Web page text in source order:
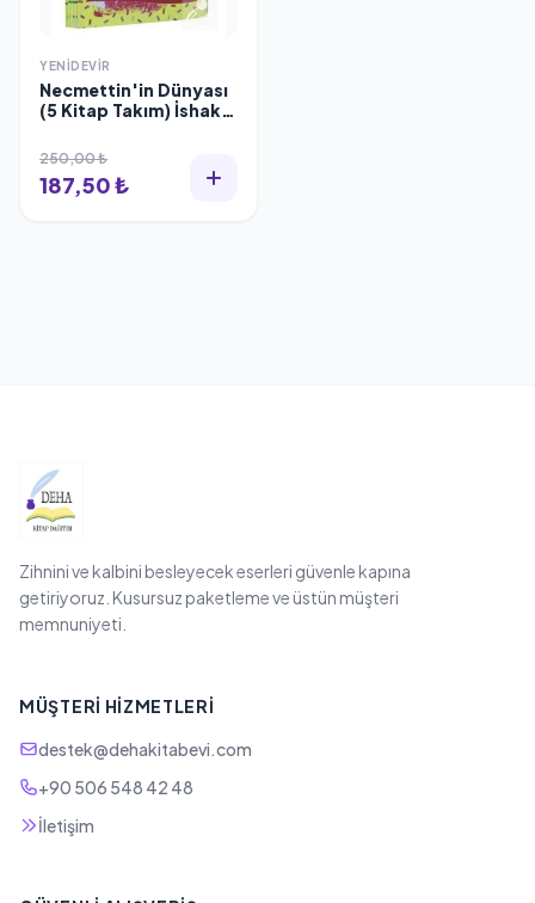
YENIDEVIR
Necmettin'in Dünyası
(5 Kitap Takım) İshak
250,00 ₺
187,50 ₺
Zihnini ve kalbini besleyecek eserleri güvenle kapına
getiriyoruz. Kusursuz paketleme ve üstün müşteri
memnuniyeti.
MÜŞTERI HIZMETLERI
destek@dehakitabevi.com
+90 506 548 42 48
İletişim